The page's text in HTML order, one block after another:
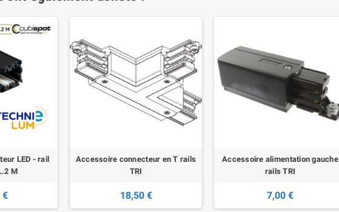
LED - rail
M
€
Accessoire connecteur en T rails
TRI
18,50 €
Accessoire alimentation gauche
rails TRI
7,00 €